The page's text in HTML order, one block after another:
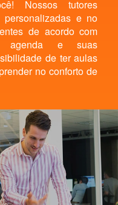
Nossos tutores
e no
de acordo com
agenda e suas
de ter aulas
no conforto de